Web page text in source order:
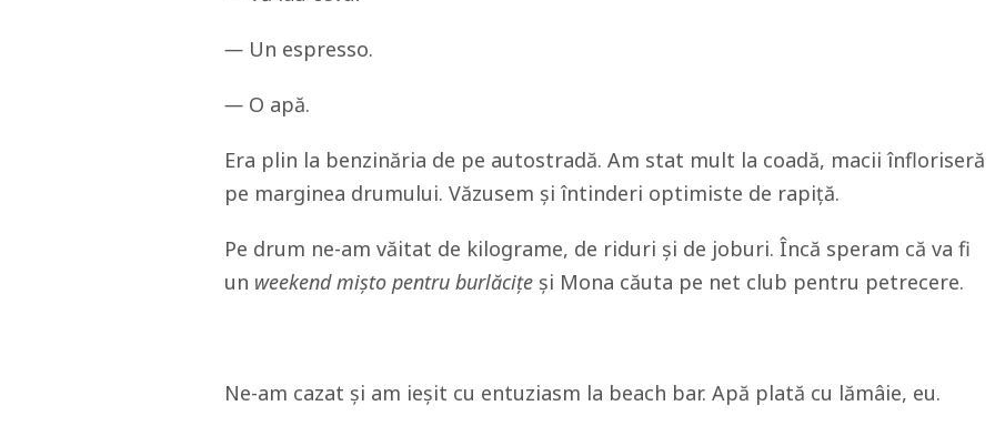
— Un espresso.
— O apă.
Era plin la benzinăria de pe autostradă. Am stat mult la coadă, macii înfloriseră
pe marginea drumului. Văzusem și întinderi optimiste de rapiță.
Pe drum ne-am văitat de kilograme, de riduri și de joburi. Încă speram că va fi
un weekend mișto pentru burlăcițe și Mona căuta pe net club pentru petrecere.
Ne-am cazat și am ieșit cu entuziasm la beach bar. Apă plată cu lămâie, eu.